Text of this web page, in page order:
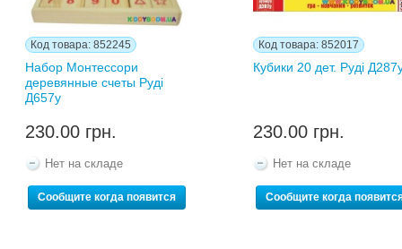
Код товара: 852245
Набор Монтессори
деревянные счеты Рудi
Д657у
230.00 грн.
Нет на складе
Сообщите когда появится
Код товара: 852017
Кубики 20 дет. Руді
230.00 грн.
Нет на складе
Сообщите когда